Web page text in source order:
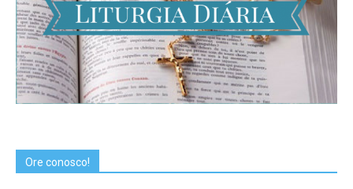
Ore conosco!